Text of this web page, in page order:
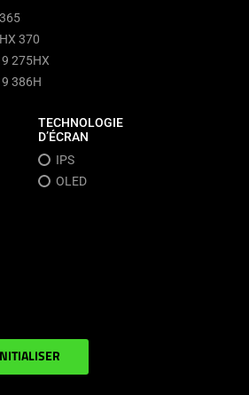
370
275HX
386H
TECHNOLOGIE
D’ÉCRAN
IPS
OLED